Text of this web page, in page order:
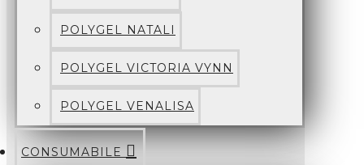
POLYGEL NATALI
POLYGEL VICTORIA VYNN
POLYGEL VENALISA
CONSUMABILE